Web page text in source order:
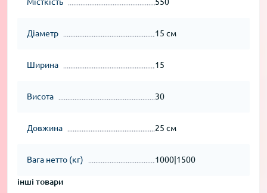
Діаметр 15 см
Ширина 15
Висота 30
Довжина 25 см
Вага нетто (кг) 1000|1500
інші товари